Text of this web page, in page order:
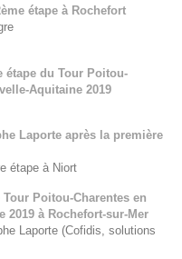
étape à Rochefort
étape du Tour Poitou-
Aquitaine 2019
Laporte après la première
étape à Niort
Poitou-Charentes en
2019 à Rochefort-sur-Mer
Laporte (Cofidis, solutions